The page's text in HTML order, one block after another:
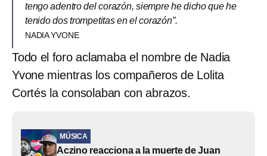
tengo adentro del corazón, siempre he dicho que he
tenido dos trompetitas en el corazón”.
NADIA YVONE
Todo el foro aclamaba el nombre de Nadia
Yvone mientras los compañeros de Lolita
Cortés la consolaban con abrazos.
MÚSICA
Aczino reacciona a la muerte de Juan